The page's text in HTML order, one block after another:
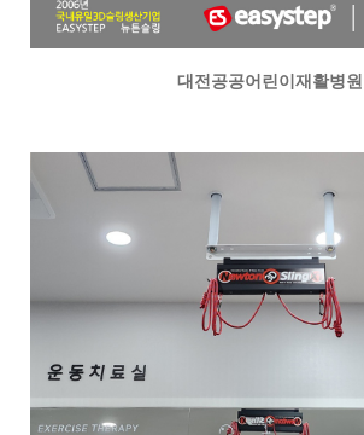
대전공공어린이재활병원